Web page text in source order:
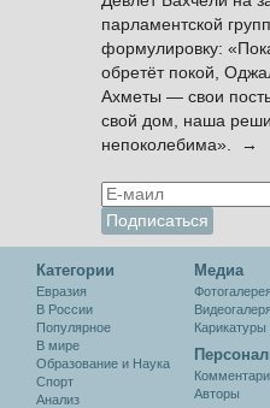
парламентской
формулировку:
обретёт покой,
Ахметы — свои
свой дом, наша
непоколебима». →
Категории
Евразия
В России
Популярное
В мире
Образование и Наука
Спорт
Анализ
Медиа
Фотогалерея
Видеогалеря
Карикатуры
Авторы